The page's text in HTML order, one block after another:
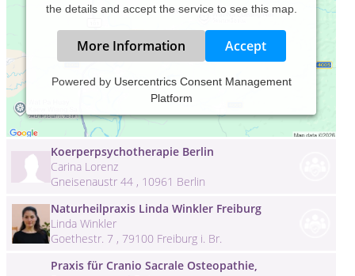
the details and accept the service to see this map.
More Information Accept
Powered by Usercentrics Consent Management
Platform
Jitka Liska / Soluvita / Psychotherapie
(HeilprG), Hypnose, EMDR, München
Kreillerstr. 71 , 81673 München
Koerperpsychotherapie Berlin
Carina Lorenz
Gneisenaustr 44 , 10961 Berlin
Naturheilpraxis Linda Winkler Freiburg
Linda Winkler
Goethestr. 7 , 79100 Freiburg i. Br.
Praxis für Cranio Sacrale Osteopathie,